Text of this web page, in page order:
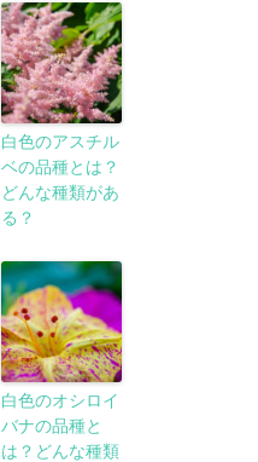
白色のアスチル
ベの品種とは？
どんな種類があ
る？
白色のオシロイ
バナの品種と
は？どんな種類